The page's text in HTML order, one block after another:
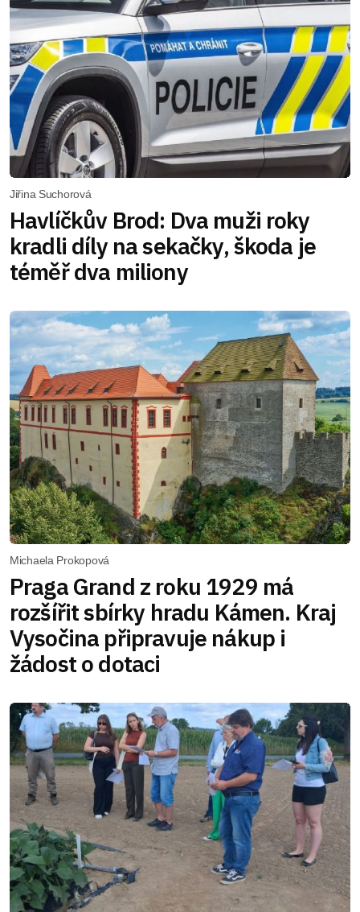
Jiřina Suchorová
Havlíčkův Brod: Dva muži roky
kradli díly na sekačky, škoda je
téměř dva miliony
Michaela Prokopová
Praga Grand z roku 1929 má
rozšířit sbírky hradu Kámen. Kraj
Vysočina připravuje nákup i
žádost o dotaci